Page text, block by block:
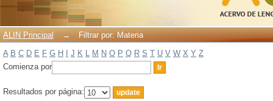
ALIN Principal →
Filtrar por: Materia
A B C D E F G H J K L M N O P Q R S T U V W X Y Z
Comienza por
Resultados por página: